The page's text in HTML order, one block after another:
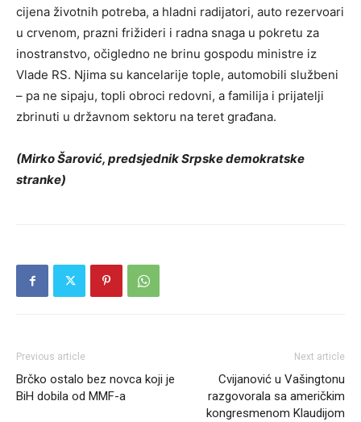
cijena životnih potreba, a hladni radijatori, auto rezervoari
u crvenom, prazni frižideri i radna snaga u pokretu za
inostranstvo, očigledno ne brinu gospodu ministre iz
Vlade RS. Njima su kancelarije tople, automobili službeni
– pa ne sipaju, topli obroci redovni, a familija i prijatelji
zbrinuti u državnom sektoru na teret građana.
(Mirko Šarović, predsjednik Srpske demokratske
stranke)
Previous article
Brčko ostalo bez novca koji je
BiH dobila od MMF-a
Next article
Cvijanović u Vašingtonu
razgovorala sa američkim
kongresmenom Klaudijom